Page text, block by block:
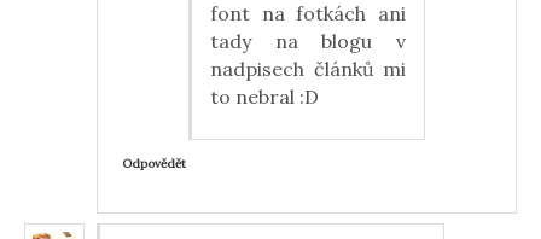
font na fotkách ani
tady na blogu v
nadpisech článků mi
to nebral :D
Odpovědět